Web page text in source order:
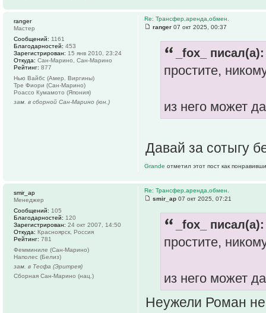
Re: Трансфер,аренда,обмен.
ranger 07 окт 2025, 00:37
_fox_ писал(а):
простите,
из него может
Давай за сотыгу
Grande отметил этот пост как
ranger
Мастер
Сообщений: 1161
Благодарностей: 453
Зарегистрирован: 15 янв 2010, 23:24
Откуда: Сан-Марино, Сан-Марино
Рейтинг: 877
Нью Вайбс (Амер. Виргины)
Тре Фиори (Сан-Марино)
Роассо Кумамото (Япония)
зам. в сборной Сан-Марино (юн.)
Re: Трансфер,аренда,обмен.
smir_ap 07 окт 2025, 07:21
_fox_ писал(а):
простите,
из него может
Неужели Роман не
smir_ap
Менеджер
Сообщений: 105
Благодарностей: 120
Зарегистрирован: 24 окт 2007, 14:50
Откуда: Красноярск, Россия
Рейтинг: 781
Фемминиле (Сан-Марино)
Наполес (Белиз)
зам. в Тесфа (Эритрея)
Сборная Сан-Марино (нац.)